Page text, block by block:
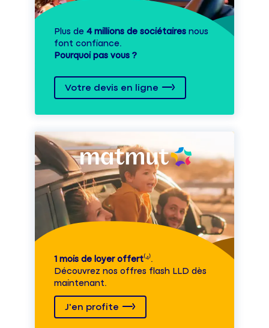
Plus de 4 millions de sociétaires nous
font confiance.
Pourquoi pas vous ?
Votre devis en ligne
1 mois de loyer offert⁽⁴⁾.
Découvrez nos offres flash LLD dès
maintenant.
J'en profite